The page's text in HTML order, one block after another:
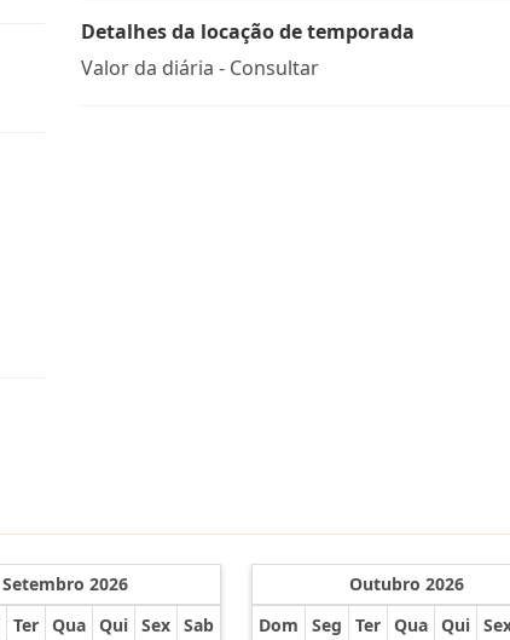
Detalhes da locação de temporada
Valor da diária - Consultar
Setembro 2026
Ter Qua Qui Sex
Sab
Outubro 2026
Dom
Seg Ter Qua Qui